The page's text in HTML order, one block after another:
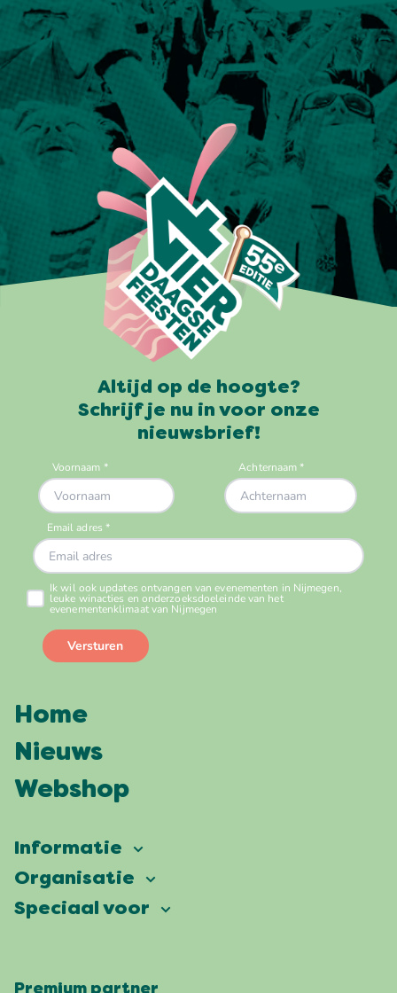
Altijd op de hoogte?
Schrijf je nu in voor onze
nieuwsbrief!
Home
Nieuws
Webshop
Informatie
Vierdaagsefeesten
Veelgestelde vragen
Organisatie
Onze ambitie
Speciaal voor